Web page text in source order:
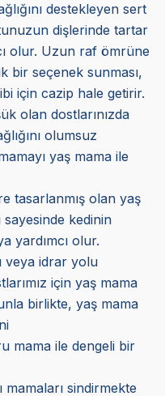
destekleyen sert
dişlerinde tartar
olur. Uzun raf ömrüne
bir seçenek sunması,
için cazip hale getirir.
olan dostlarınızda
olumsuz
yaş mama ile
tasarlanmış olan yaş
sayesinde kedinin
yardımcı olur.
veya idrar yolu
için yaş mama
birlikte, yaş mama
mama ile dengeli bir
mamaları sindirmekte